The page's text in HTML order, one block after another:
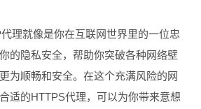
理就像是你在互联网世界里的一位忠
的隐私安全，帮助你突破各种网络壁
为顺畅和安全。在这个充满风险的网
适的HTTPS代理，可以为你带来意想